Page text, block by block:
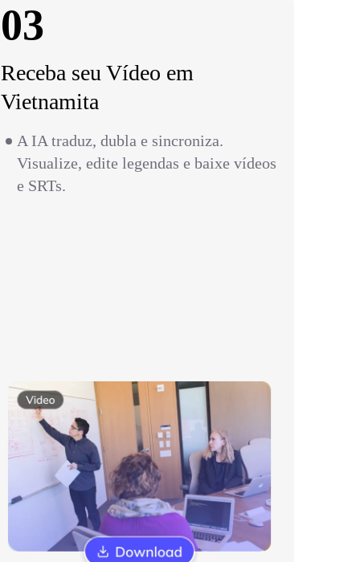
03
Receba seu Vídeo em
Vietnamita
A IA traduz, dubla e sincroniza.
Visualize, edite legendas e baixe vídeos
e SRTs.